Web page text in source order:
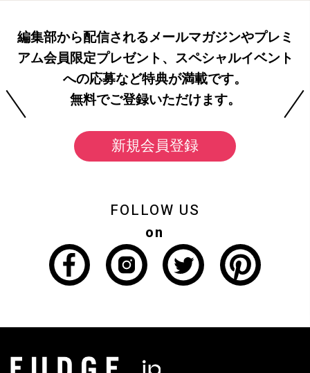
編集部から配信されるメールマガジンやプレミ
アム会員限定プレゼント、スペシャルイベント
への応募など特典が満載です。
無料でご登録いただけます。
新規会員登録
FOLLOW US
on